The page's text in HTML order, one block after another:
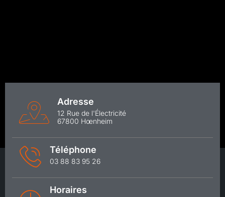
Adresse
12 Rue de l'Électricité
67800 Hœnheim
Téléphone
03 88 83 95 26
Horaires